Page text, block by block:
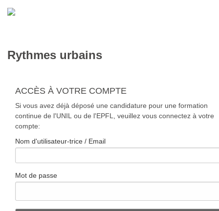
Rythmes urbains
ACCÈS À VOTRE COMPTE
Si vous avez déjà déposé une candidature pour une formation
continue de l'UNIL ou de l'EPFL, veuillez vous connectez à votre
compte:
Nom d'utilisateur-trice / Email
Mot de passe